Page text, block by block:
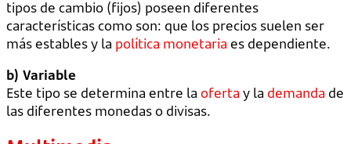
tipos de cambio (fijos) poseen diferentes
características como son: que los precios suelen ser
más estables y la política monetaria es dependiente.
b) Variable
Este tipo se determina entre la oferta y la demanda de
las diferentes monedas o divisas.